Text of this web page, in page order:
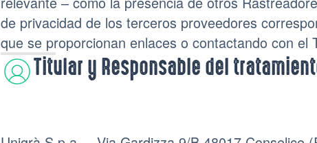
de privacidad de los terceros proveedores
que se proporcionan enlaces o contactando con el
Titular y Responsable del